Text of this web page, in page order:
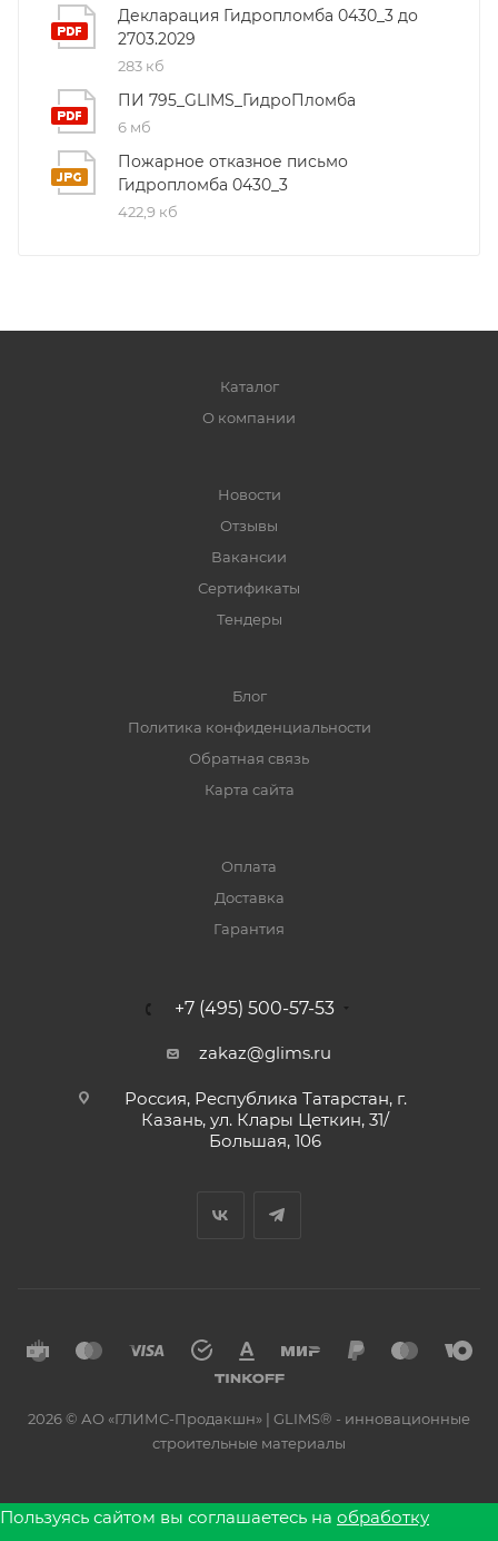
Декларация Гидропломба 0430_3 до
2703.2029
283 кб
ПИ 795_GLIMS_ГидроПломба
6 мб
Пожарное отказное письмо
Гидропломба 0430_3
422,9 кб
Каталог
О компании
Новости
Отзывы
Вакансии
Сертификаты
Тендеры
Блог
Политика конфиденциальности
Обратная связь
Карта сайта
Оплата
Доставка
Гарантия
+7 (495) 500-57-53
zakaz@glims.ru
Россия, Республика Татарстан, г.
Казань, ул. Клары Цеткин, 31/
Большая, 106
2026 © АО «ГЛИМС-Продакшн» | GLIMS® - инновационные
строительные материалы
Пользуясь сайтом вы соглашаетесь на обработку